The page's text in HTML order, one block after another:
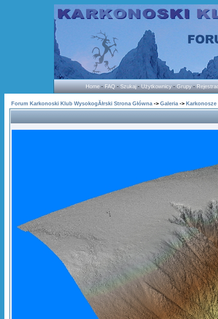
Home-FAQ-Szukaj-Użytkownicy-Grupy-
Forum Karkonoski Klub WysokogĂłrski Strona Główna -> Galeria -> Karkonosze